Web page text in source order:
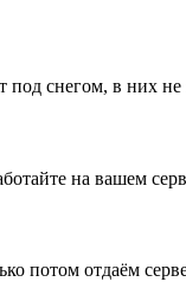
снегом, в них
на вашем
потом отдаём